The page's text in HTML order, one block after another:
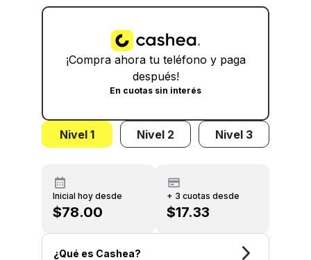
¡Compra ahora tu teléfono y paga
después!
En cuotas sin interés
Nivel 1 Nivel 2 Nivel 3
Inicial hoy desde
$78.00
+ 3 cuotas desde
$17.33
¿Qué es Cashea?